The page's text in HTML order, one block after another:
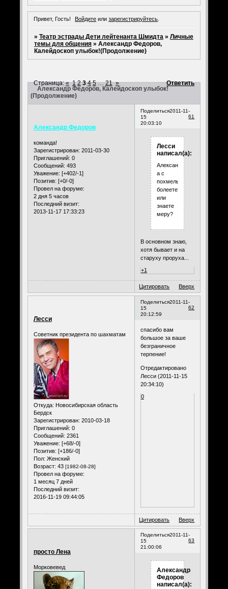
Привет, Гость! Войдите илизарегистрируйтесь.
» Театр эстрады Дети лейтенанта Шмидта » Личные
темы для общения » Александр Федоров,
Калейдоскоп улыбок!(Продолжение)
Александр Федоров, Калейдоскоп улыбок!
(Продолжение)
Страница:« 1 2 3 4 5 … 21 » Ответить
Поделиться
61
2011-11-
15
20:03:10
Александр Федоров
команда!
Зарегистрирован: 2011-03-30
Приглашений: 0
Сообщений: 493
Уважение: [+402/-1]
Позитив: [+0/-0]
Провел на форуме:
2 дня 5 часов
Последний визит:
2013-11-17 17:33:23
Лесси
написал(а):
Александр,
а с
похмелья
болеете?
или
знаете
меру?
В основном знаю,
хотя бывает и на
старуху проруха...
+1
Цитировать Вверх
Поделиться
62
2011-11-
15
20:12:59
Лесси
Советник президента по шахматам
Откуда: Новосибирская область
Бердск
Зарегистрирован: 2010-03-18
Приглашений: 0
Сообщений: 2361
Уважение: [+68/-0]
Позитив: [+186/-0]
Пол: Женский
Возраст: 43 [1982-08-28]
Провел на форуме:
1 месяц 7 дней
Последний визит:
2016-11-19 09:44:05
спасибо вам
большое за ваше
безграничное
терпение!
Отредактировано
Лесси (2011-11-15
20:34:10)
0
Цитировать Вверх
Поделиться
63
2011-11-
15
21:00:06
просто Лена
Морковевед
Александр
Федоров
написал(а):